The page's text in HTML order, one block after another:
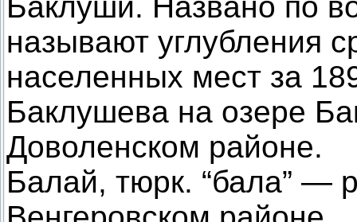
Баклуши. Названо по
называют углубления
населенных мест за
Баклушева на озере
Доволенском районе.
Балай, тюрк. “бала” —